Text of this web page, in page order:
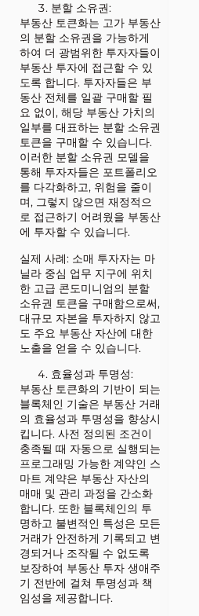
분할 소유권:
부동산 토큰화는 고가 부동산
의 분할 소유권을 가능하게
하여 더 광범위한 투자자들이
부동산 투자에 접근할 수 있
도록 합니다. 투자자들은 부
동산 전체를 일괄 구매할 필
요 없이, 해당 부동산 가치의
일부를 대표하는 분할 소유권
토큰을 구매할 수 있습니다.
이러한 분할 소유권 모델을
통해 투자자들은 포트폴리오
를 다각화하고, 위험을 줄이
며, 그렇지 않으면 재정적으
로 접근하기 어려웠을 부동산
에 투자할 수 있습니다.
실제 사례: 소매 투자자는 마
닐라 중심 업무 지구에 위치
한 고급 콘도미니엄의 분할
소유권 토큰을 구매함으로써,
대규모 자본을 투자하지 않고
도 주요 부동산 자산에 대한
노출을 얻을 수 있습니다.
효율성과 투명성:
부동산 토큰화의 기반이 되는
블록체인 기술은 부동산 거래
의 효율성과 투명성을 향상시
킵니다. 사전 정의된 조건이
충족될 때 자동으로 실행되는
프로그래밍 가능한 계약인 스
마트 계약은 부동산 자산의
매매 및 관리 과정을 간소화
합니다. 또한 블록체인의 투
명하고 불변적인 특성은 모든
거래가 안전하게 기록되고 변
경되거나 조작될 수 없도록
보장하여 부동산 투자 생애주
기 전반에 걸쳐 투명성과 책
임성을 제공합니다.